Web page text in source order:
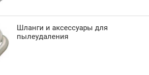
Шланги и аксессуары для
пылеудаления